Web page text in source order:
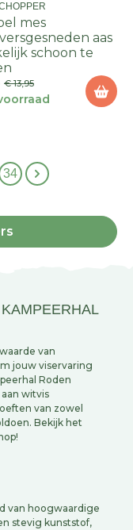
mes
aas
schoon te
€ 13,95
34
van
jouw viservaring
Roden
witvis
van zowel
Bekijk het
van hoogwaardige
stevig kunststof,